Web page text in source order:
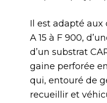
Il est adapté aux
A 15 à F 900,
d’un substrat
gaine perforée
qui, entouré de
recueillir et